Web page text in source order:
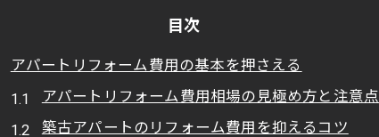
目次
アパートリフォーム費用の基本を押さえる
アパートリフォーム費用相場の見極め方と注意点
築古アパートのリフォーム費用を抑えるコツ